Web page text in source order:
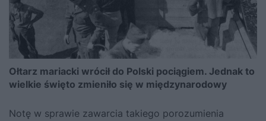
Ołtarz mariacki wrócił do Polski pociągiem. Jednak to
wielkie święto zmieniło się w międzynarodowy
Notę w sprawie zawarcia takiego porozumienia